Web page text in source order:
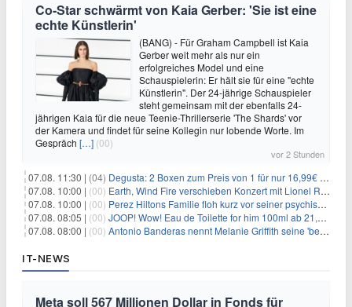
Co-Star schwärmt von Kaia Gerber: 'Sie ist eine
echte Künstlerin'
(BANG) - Für Graham Campbell ist Kaia
Gerber weit mehr als nur ein
erfolgreiches Model und eine
Schauspielerin: Er hält sie für eine "echte
Künstlerin". Der 24-jährige Schauspieler
steht gemeinsam mit der ebenfalls 24-
jährigen Kaia für die neue Teenie-Thrillerserie 'The Shards' vor
der Kamera und findet für seine Kollegin nur lobende Worte. Im
Gespräch […] (00)
vor 2 Stunden
07.08. 11:30 | (04) Degusta: 2 Boxen zum Preis von 1 für nur 16,99€ inkl. Versand
07.08. 10:00 | (00) Earth, Wind Fire verschieben Konzert mit Lionel Richie nach medizinischem Notfall
07.08. 10:00 | (00) Perez Hiltons Familie floh kurz vor seiner psychischen Krise aus dem Haus
07.08. 08:05 | (00) JOOP! Wow! Eau de Toilette for him 100ml ab 21,84€ im Sparabo
07.08. 08:00 | (00) Antonio Banderas nennt Melanie Griffith seine 'beste Freundin'
IT-NEWS
Meta soll 567 Millionen Dollar in Fonds für